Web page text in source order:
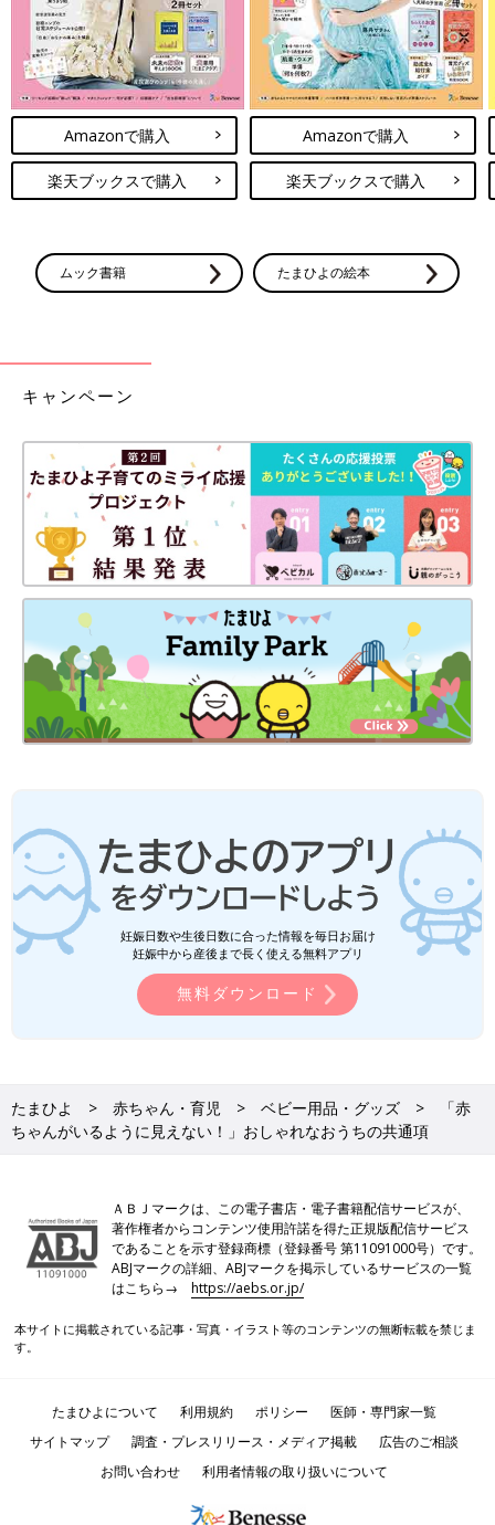
Amazonで購入
楽天ブックスで購入
Amazonで購入
楽天ブックスで購入
ムック書籍 たまひよの絵本
キャンペーン
妊娠日数や生後日数に合った情報を毎日お届け
妊娠中から産後まで長く使える無料アプリ
無料ダウンロード
たまひよ 赤ちゃん・育児 ベビー用品・グッズ
「赤
ちゃんがいるように見えない！」おしゃれなおうちの共通項
ＡＢＪマークは、この電子書店・電子書籍配信サービスが、
著作権者からコンテンツ使用許諾を得た正規版配信サービス
であることを示す登録商標（登録番号 第11091000号）です。
ABJマークの詳細、ABJマークを掲示しているサービスの一覧
はこちら→https://aebs.or.jp/
本サイトに掲載されている記事・写真・イラスト等のコンテンツの無断転載を禁じま
す。
たまひよについて 利用規約 ポリシー
医師・専門家一覧
サイトマップ
調査・プレスリリース・メディア掲載
広告のご相談
お問い合わせ
利用者情報の取り扱いについて